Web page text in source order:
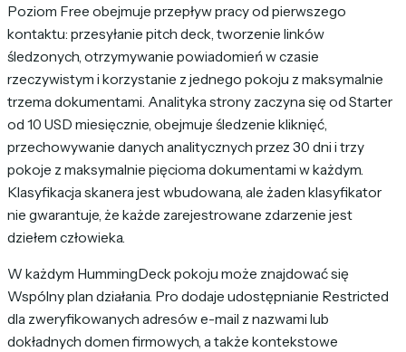
Poziom Free obejmuje przepływ pracy od pierwszego
kontaktu: przesyłanie pitch deck, tworzenie linków
śledzonych, otrzymywanie powiadomień w czasie
rzeczywistym i korzystanie z jednego pokoju z maksymalnie
trzema dokumentami. Analityka strony zaczyna się od Starter
od 10 USD miesięcznie, obejmuje śledzenie kliknięć,
przechowywanie danych analitycznych przez 30 dni i trzy
pokoje z maksymalnie pięcioma dokumentami w każdym.
Klasyfikacja skanera jest wbudowana, ale żaden klasyfikator
nie gwarantuje, że każde zarejestrowane zdarzenie jest
dziełem człowieka.
W każdym HummingDeck pokoju może znajdować się
Wspólny plan działania. Pro dodaje udostępnianie Restricted
dla zweryfikowanych adresów e-mail z nazwami lub
dokładnych domen firmowych, a także kontekstowe